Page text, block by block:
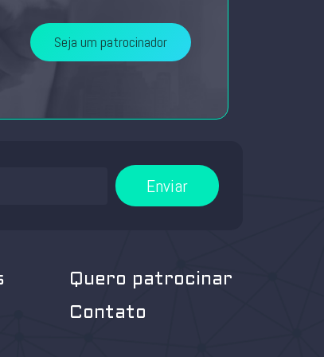
Seja um patrocinador
Enviar
Quero patrocinar
Contato